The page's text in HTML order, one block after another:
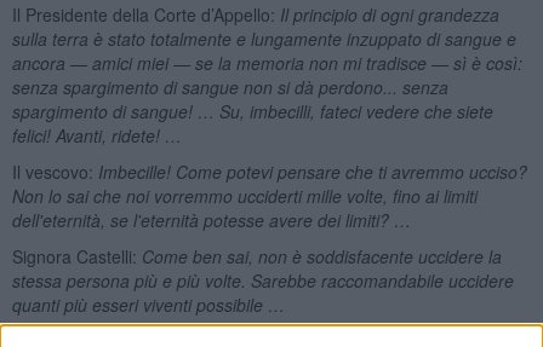
Il Presidente della Corte d’Appello: Il principio di ogni grandezza
sulla terra è stato totalmente e lungamente inzuppato di sangue e
ancora — amici miei — se la memoria non mi tradisce — sì è così:
senza spargimento di sangue non si dà perdono... senza
spargimento di sangue! … Su, imbecilli, fateci vedere che siete
felici! Avanti, ridete! …
Il vescovo: Imbecille! Come potevi pensare che ti avremmo ucciso?
Non lo sai che noi vorremmo ucciderti mille volte, fino ai limiti
dell'eternità, se l'eternità potesse avere dei limiti?
Signora Castelli: Come ben sai, non è soddisfacente uccidere la
stessa persona più e più volte. Sarebbe raccomandabile uccidere
quanti più esseri viventi possibile …